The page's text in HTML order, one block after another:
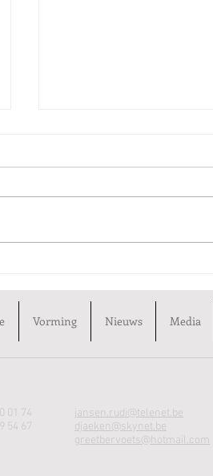
Nationale dansdag 2025
Vorming Nieuws Media
01 74
54 67
jansen.rudi@telenet.be
djaeken@skynet.be
greetbervoets@hotmail.com